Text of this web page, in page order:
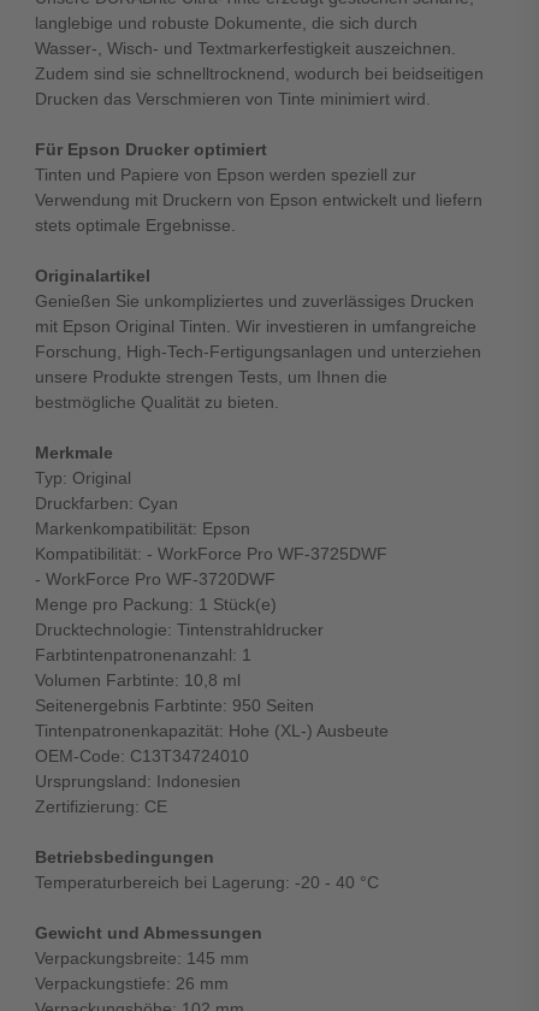
langlebige und robuste Dokumente, die sich durch
Wasser-, Wisch- und Textmarkerfestigkeit auszeichnen.
Zudem sind sie schnelltrocknend, wodurch bei beidseitigen
Drucken das Verschmieren von Tinte minimiert wird.
Für Epson Drucker optimiert
Tinten und Papiere von Epson werden speziell zur
Verwendung mit Druckern von Epson entwickelt und liefern
stets optimale Ergebnisse.
Originalartikel
Genießen Sie unkompliziertes und zuverlässiges Drucken
mit Epson Original Tinten. Wir investieren in umfangreiche
Forschung, High-Tech-Fertigungsanlagen und unterziehen
unsere Produkte strengen Tests, um Ihnen die
bestmögliche Qualität zu bieten.
Merkmale
Typ: Original
Druckfarben: Cyan
Markenkompatibilität: Epson
Kompatibilität: - WorkForce Pro WF-3725DWF
- WorkForce Pro WF-3720DWF
Menge pro Packung: 1 Stück(e)
Drucktechnologie: Tintenstrahldrucker
Farbtintenpatronenanzahl: 1
Volumen Farbtinte: 10,8 ml
Seitenergebnis Farbtinte: 950 Seiten
Tintenpatronenkapazität: Hohe (XL-) Ausbeute
OEM-Code: C13T34724010
Ursprungsland: Indonesien
Zertifizierung: CE
Betriebsbedingungen
Temperaturbereich bei Lagerung: -20 - 40 °C
Gewicht und Abmessungen
Verpackungsbreite: 145 mm
Verpackungstiefe: 26 mm